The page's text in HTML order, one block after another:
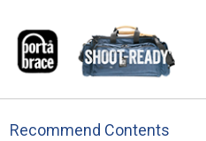
Recommend Contents